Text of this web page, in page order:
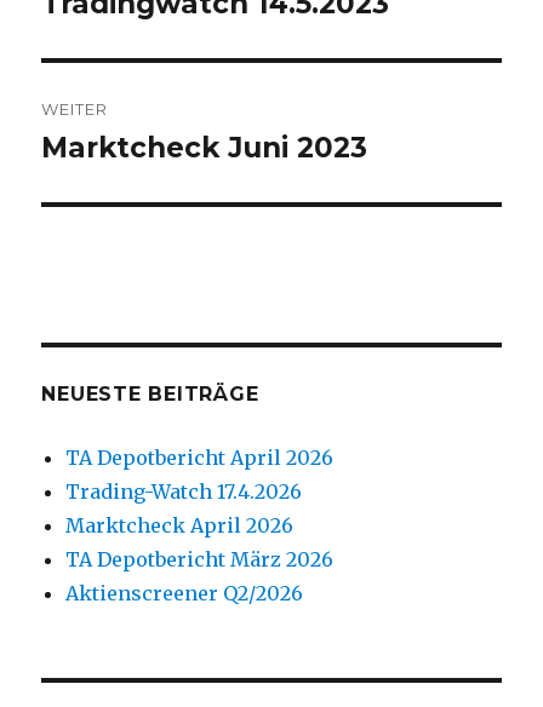
WEITER
Nächster
Marktcheck Juni 2023
NEUESTE BEITRÄGE
TA Depotbericht April 2026
Trading-Watch 17.4.2026
Marktcheck April 2026
TA Depotbericht März 2026
Aktienscreener Q2/2026